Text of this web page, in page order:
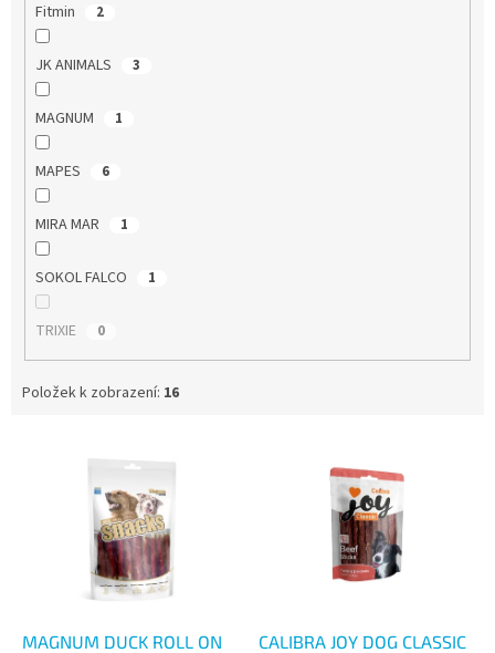
Fitmin 2
JK ANIMALS 3
MAGNUM 1
MAPES 6
MIRA MAR 1
SOKOL FALCO 1
TRIXIE 0
Položek k zobrazení: 16
MAGNUM DUCK ROLL ON
CALIBRA JOY DOG CLASSIC